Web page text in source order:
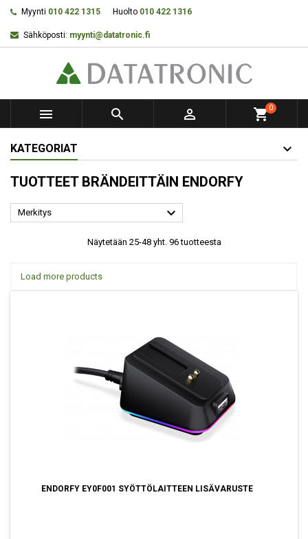
Myynti 010 422 1315 Huolto 010 422 1316
Sähköposti: myynti@datatronic.fi
   shopping_cart0
KATEGORIAT
TUOTTEET BRÄNDEITTÄIN ENDORFY
Merkitys 
Näytetään 25-48 yht. 96 tuotteesta
Load more products
ENDORFY EY0F001 SYÖTTÖLAITTEEN LISÄVARUSTE